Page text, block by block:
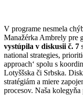
V programe nesmela
Manažérka Ambrely pre
vystúpila v diskusii č. 7
national strategies,
approach‘ spolu s
Lotyššska či Srbska.
stratégiám a miere
procesov. Naša